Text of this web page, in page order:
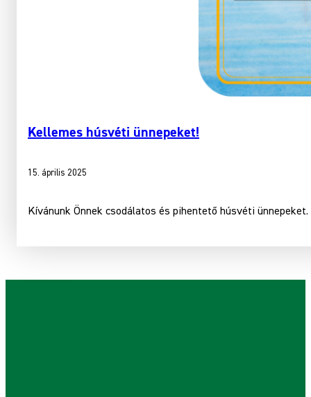
Kellemes húsvéti ünnepeket!
15. április 2025
Kívánunk Önnek csodálatos és pihentető húsvéti